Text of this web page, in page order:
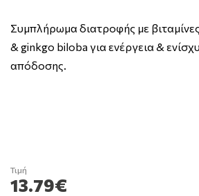
Συμπλήρωμα διατροφής με
& ginkgo biloba για ενέργεια &
απόδοσης.
Τιμή
13.79€